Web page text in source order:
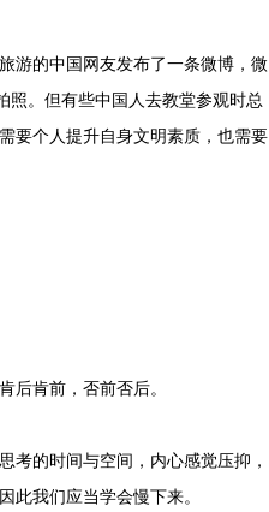
游的中国网友发布了一条微博，微
照。但有些中国人去教堂参观时总
要个人提升自身文明素质，也需要
肯前，否前否后。
的时间与空间，内心感觉压抑，
此我们应当学会慢下来。